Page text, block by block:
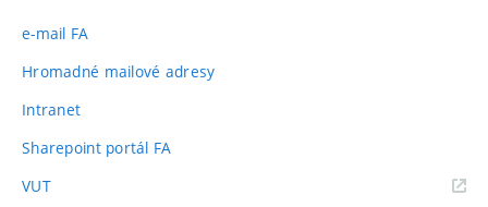
e-mail FA
Hromadné mailové adresy
Intranet
Sharepoint portál FA
VUT(externí